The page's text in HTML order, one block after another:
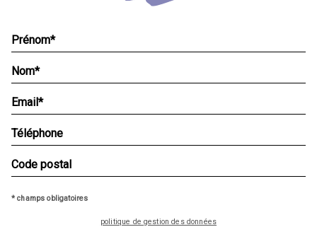
* champs obligatoires
politique de gestion des données